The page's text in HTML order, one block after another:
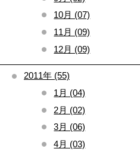
10月 (07)
11月 (09)
12月 (09)
2011年 (55)
1月 (04)
2月 (02)
3月 (06)
4月 (03)